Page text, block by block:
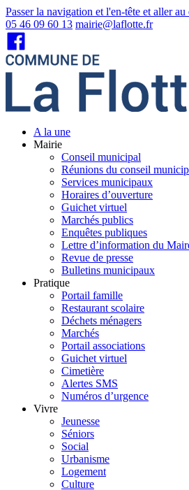
Passer la navigation et l'en-tête et aller au
05 46 09 60 13 mairie@laflotte.fr
A la une
Mairie
Conseil municipal
Réunions du conseil
Services municipaux
Horaires d’ouverture
Guichet virtuel
Marchés publics
Enquêtes publiques
Lettre d’information du
Revue de presse
Bulletins municipaux
Pratique
Portail famille
Restaurant scolaire
Déchets ménagers
Marchés
Portail associations
Guichet virtuel
Cimetière
Alertes SMS
Numéros d’urgence
Vivre
Jeunesse
Séniors
Social
Urbanisme
Logement
Culture